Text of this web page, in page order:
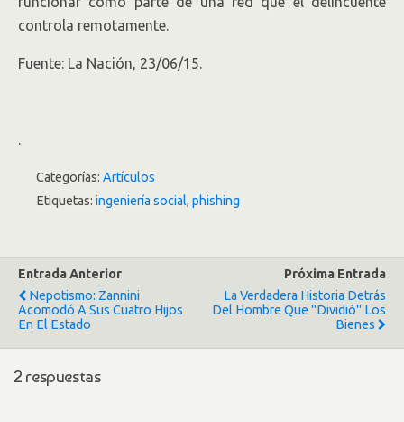
controla remotamente.
Fuente: La Nación, 23/06/15.
.
Categorías: Artículos
Etiquetas: ingeniería social, phishing
Entrada Anterior
Nepotismo: Zannini
Acomodó A Sus Cuatro Hijos
En El Estado
Próxima Entrada
La Verdadera Historia Detrás
Del Hombre Que "dividió" Los
Bienes
2 respuestas